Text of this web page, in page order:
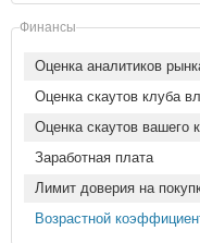
Финансы
Оценка аналитиков
Оценка скаутов клуба
Оценка скаутов вашего
Заработная плата
Лимит доверия на
Возрастной